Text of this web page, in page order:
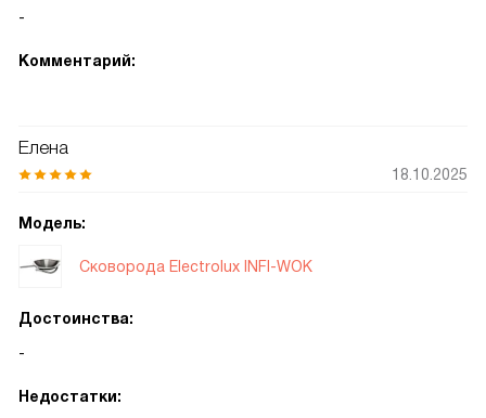
-
Комментарий:
Елена
18.10.2025
Модель:
Сковорода Electrolux INFI-WOK
Достоинства:
-
Недостатки: